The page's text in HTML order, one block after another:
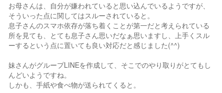
お母さんは、自分が嫌われていると思い込んでいるようですが、
そういった点に関してはスルーされていると。
息子さんのスマホ依存が落ち着くことが第一だと考えられている
所を見ても、とても息子さん思いだなぁ思いますし、上手くスル
ーするという点に置いても良い対応だと感じました(^^)
妹さんがグループLINEを作成して、そこでのやり取りがとてもし
んどいようですね。
しかも、手紙や食べ物が送られてくると。